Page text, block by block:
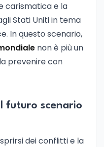
carismatica e la
Stati Uniti in tema
In questo scenario,
non è più un
prevenire con
futuro scenario
dei conflitti e la